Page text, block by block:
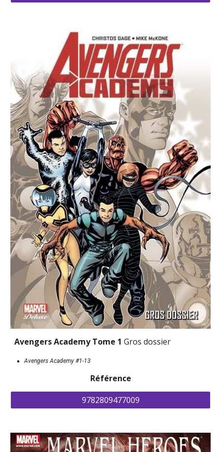
Avengers Academy Tome 1 Gros dossier
Avengers Academy #1-13
Référence
9782809477009